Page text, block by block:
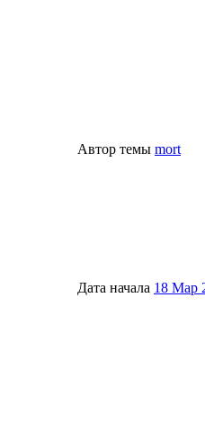
Автор темы mort
Дата начала 18 Мар